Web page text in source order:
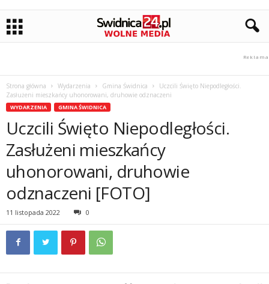
Strona główna Wydarzenia Gmina Świdnica
Uczcili Święto Niepodległości.
Zasłużeni mieszkańcy uhonorowani, druhowie odznaczeni
WYDARZENIA GMINA ŚWIDNICA
Uczcili Święto Niepodległości.
Zasłużeni mieszkańcy
uhonorowani, druhowie
odznaczeni [FOTO]
11 listopada 2022 0